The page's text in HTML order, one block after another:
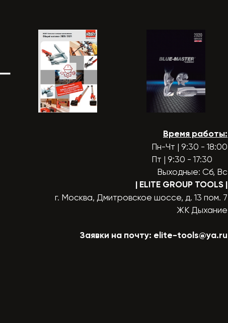
Время работы:
Пн-Чт | 9:30 - 18:00
Пт | 9:30 - 17:30
Выходные: Сб, Вс
| ELITE GROUP TOOLS |
г. Москва, Дмитровское шоссе, д. 13 пом. 7
ЖК Дыхание
Заявки на почту: elite-tools@ya.ru